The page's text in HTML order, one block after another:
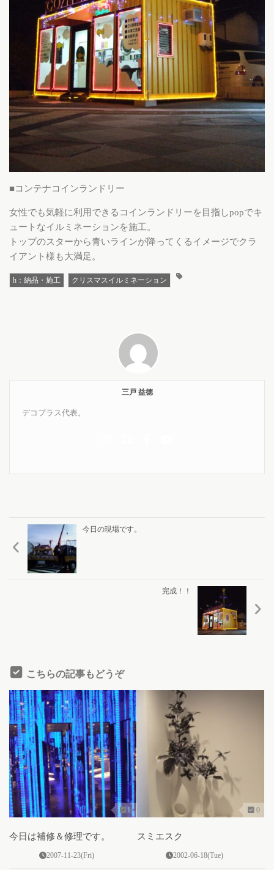
■コンテナコインランドリー
女性でも気軽に利用できるコインランドリーを目指しpopでキ
ュートなイルミネーションを施工。
トップのスターから青いラインが降ってくるイメージでクラ
イアント様も大満足。
h：納品・施工 クリスマスイルミネーション
三戸 益徳
デコプラス代表。
今日の現場です。
完成！！
こちらの記事もどうぞ
0
今日は補修＆修理です。
2007-11-23(Fri)
0
スミエスク
2002-06-18(Tue)